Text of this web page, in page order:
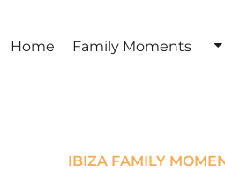
Home Family Moments
IBIZA FAMILY